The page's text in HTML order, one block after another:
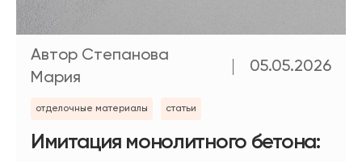
Автор Степанова
Мария
05.05.2026
отделочные материалы статьи
Имитация монолитного бетона: